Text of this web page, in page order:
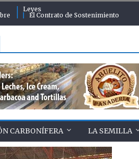
Leyes
El Contrato de Sostenimiento
CARBONÍFERA LA SEMILLA